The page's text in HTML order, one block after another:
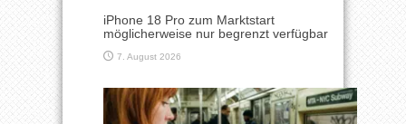
iPhone 18 Pro zum Marktstart
möglicherweise nur begrenzt verfügbar
7. August 2026